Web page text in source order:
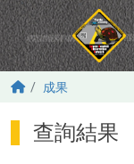
移至主內容
成果
查詢結果